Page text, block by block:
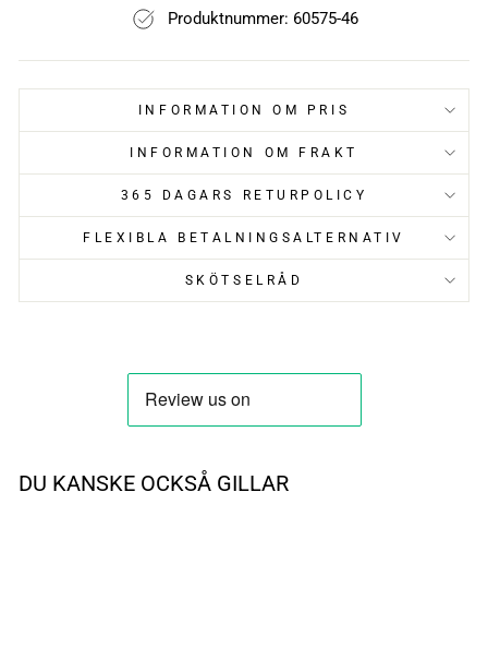
Produktnummer: 60575-46
INFORMATION OM PRIS
INFORMATION OM FRAKT
365 DAGARS RETURPOLICY
FLEXIBLA BETALNINGSALTERNATIV
SKÖTSELRÅD
DU KANSKE OCKSÅ GILLAR